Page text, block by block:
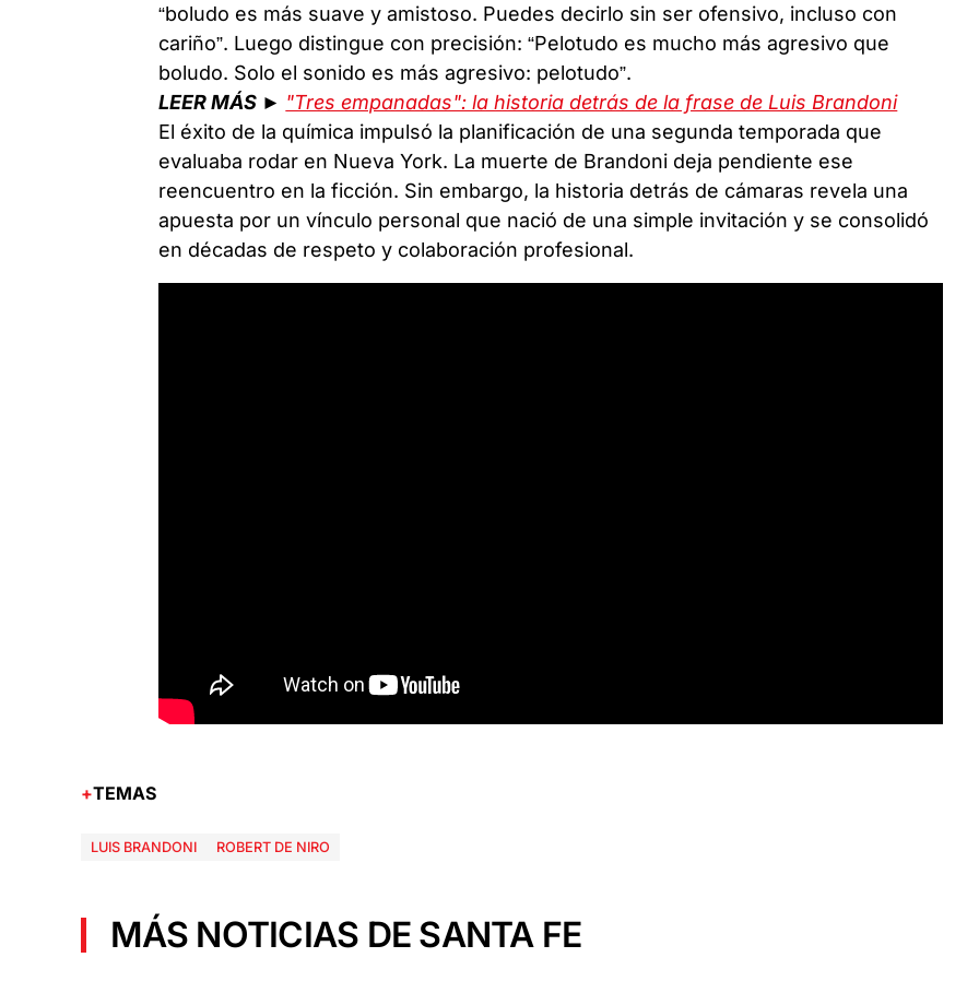
“boludo es más suave y amistoso. Puedes decirlo sin ser ofensivo, incluso con
cariño”. Luego distingue con precisión: “Pelotudo es mucho más agresivo que
boludo. Solo el sonido es más agresivo: pelotudo”.
LEER MÁS ► "Tres empanadas": la historia detrás de la frase de Luis Brandoni
El éxito de la química impulsó la planificación de una segunda temporada que
evaluaba rodar en Nueva York. La muerte de Brandoni deja pendiente ese
reencuentro en la ficción. Sin embargo, la historia detrás de cámaras revela una
apuesta por un vínculo personal que nació de una simple invitación y se consolidó
en décadas de respeto y colaboración profesional.
TEMAS
LUIS BRANDONI ROBERT DE NIRO
MÁS NOTICIAS DE SANTA FE